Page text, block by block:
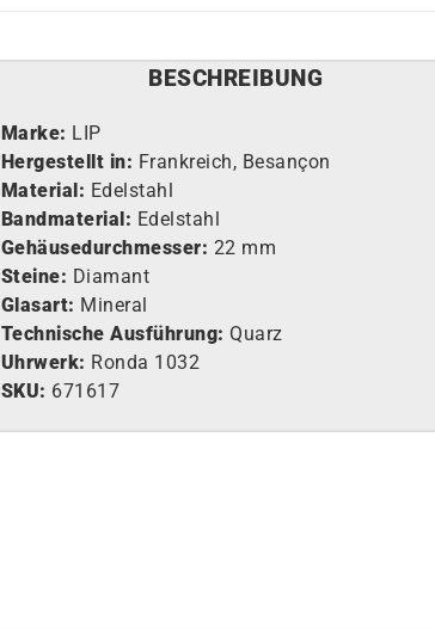
BESCHREIBUNG
Marke: LIP
Hergestellt in: Frankreich, Besançon
Material: Edelstahl
Bandmaterial: Edelstahl
Gehäusedurchmesser: 22 mm
Steine: Diamant
Glasart: Mineral
Technische Ausführung: Quarz
Uhrwerk: Ronda 1032
SKU: 671617